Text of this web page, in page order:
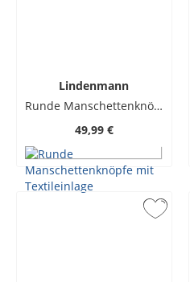
Lindenmann
Runde Manschettenknöpfe mit Textileinlage
49,99 €